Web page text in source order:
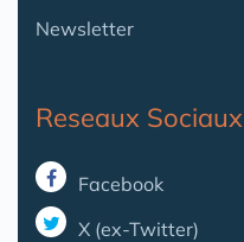
Newsletter
Reseaux Sociaux
Facebook
X (ex-Twitter)